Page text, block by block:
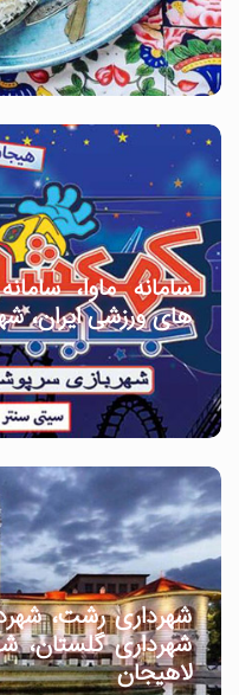
سامانه ماوا،
های ورزشی ایران،
شهرداری رشت،
شهرداری گلستان،
لاهیجان